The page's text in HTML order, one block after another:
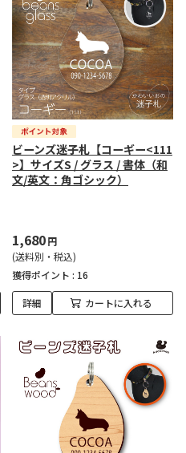
ビーンズ迷子札【コーギー<111
>】サイズS / グラス / 書体（和
文/英文：角ゴシック）
1,680円
(送料別・税込)
獲得ポイント : 16
詳細 カートに入れる